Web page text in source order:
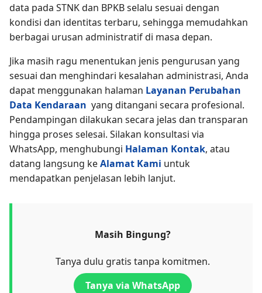
data pada STNK dan BPKB selalu sesuai dengan
kondisi dan identitas terbaru, sehingga memudahkan
berbagai urusan administratif di masa depan.
Jika masih ragu menentukan jenis pengurusan yang
sesuai dan menghindari kesalahan administrasi, Anda
dapat menggunakan halaman Layanan Perubahan
Data Kendaraan yang ditangani secara profesional.
Pendampingan dilakukan secara jelas dan transparan
hingga proses selesai. Silakan konsultasi via
WhatsApp, menghubungi Halaman Kontak, atau
datang langsung keAlamat Kami untuk
mendapatkan penjelasan lebih lanjut.
Masih Bingung?
Tanya dulu gratis tanpa komitmen.
Tanya via WhatsApp